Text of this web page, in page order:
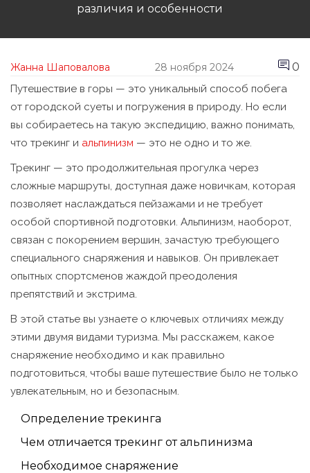
различия и особенности
Жанна Шаповалова 28 ноября 2024 0
Путешествие в горы — это уникальный способ побега
от городской суеты и погружения в природу. Но если
вы собираетесь на такую экспедицию, важно понимать,
что трекинг и альпинизм — это не одно и то же.
Трекинг — это продолжительная прогулка через
сложные маршруты, доступная даже новичкам, которая
позволяет наслаждаться пейзажами и не требует
особой спортивной подготовки. Альпинизм, наоборот,
связан с покорением вершин, зачастую требующего
специального снаряжения и навыков. Он привлекает
опытных спортсменов жаждой преодоления
препятствий и экстрима.
В этой статье вы узнаете о ключевых отличиях между
этими двумя видами туризма. Мы расскажем, какое
снаряжение необходимо и как правильно
подготовиться, чтобы ваше путешествие было не только
увлекательным, но и безопасным.
Определение трекинга
Чем отличается трекинг от альпинизма
Необходимое снаряжение